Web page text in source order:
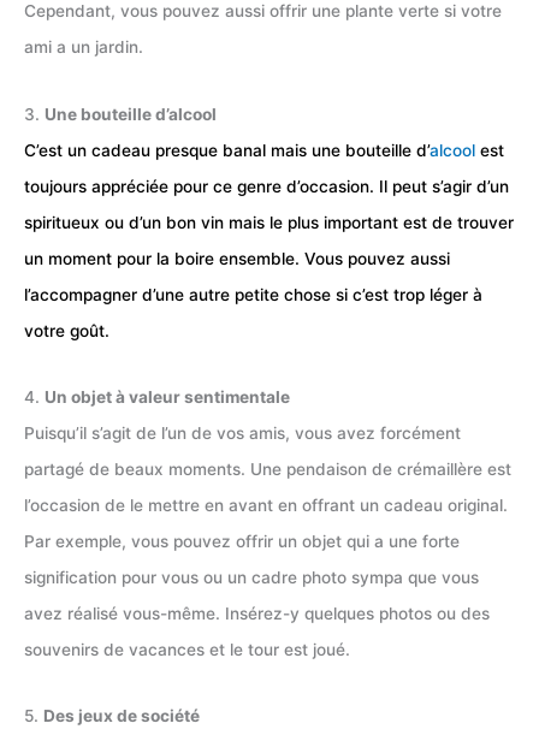
Cependant, vous pouvez aussi offrir une plante verte si votre
ami a un jardin.
3. Une bouteille d’alcool
C’est un cadeau presque banal mais une bouteille d’alcool est
toujours appréciée pour ce genre d’occasion. Il peut s’agir d’un
spiritueux ou d’un bon vin mais le plus important est de trouver
un moment pour la boire ensemble. Vous pouvez aussi
l’accompagner d’une autre petite chose si c’est trop léger à
votre goût.
4. Un objet à valeur sentimentale
Puisqu’il s’agit de l’un de vos amis, vous avez forcément
partagé de beaux moments. Une pendaison de crémaillère est
l’occasion de le mettre en avant en offrant un cadeau original.
Par exemple, vous pouvez offrir un objet qui a une forte
signification pour vous ou un cadre photo sympa que vous
avez réalisé vous-même. Insérez-y quelques photos ou des
souvenirs de vacances et le tour est joué.
5. Des jeux de société